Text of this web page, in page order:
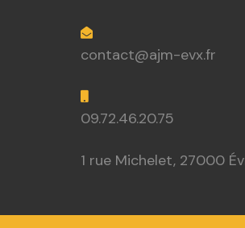
contact@ajm-evx.fr
09.72.46.20.75
1 rue Michelet, 27000